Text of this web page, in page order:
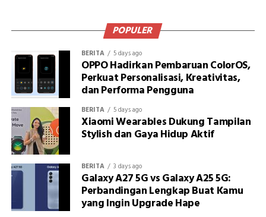
POPULER
BERITA 5 days ago
OPPO Hadirkan Pembaruan ColorOS,
Perkuat Personalisasi, Kreativitas,
dan Performa Pengguna
BERITA 5 days ago
Xiaomi Wearables Dukung Tampilan
Stylish dan Gaya Hidup Aktif
BERITA 3 days ago
Galaxy A27 5G vs Galaxy A25 5G:
Perbandingan Lengkap Buat Kamu
yang Ingin Upgrade Hape